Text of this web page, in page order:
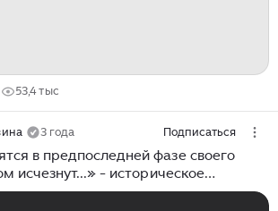
53,4 тыс
3 года Подписаться
в предпоследней фазе своего
исчезнут...» - историческое
Гумилёва